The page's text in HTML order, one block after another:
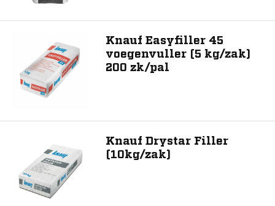
Knauf Easyfiller 45
voegenvuller (5 kg/zak)
200 zk/pal
Knauf Drystar Filler
(10kg/zak)